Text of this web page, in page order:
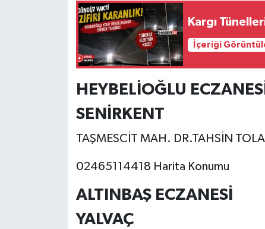
Kargı
İçeriği
HEYBELİOĞLU ECZANESİ
SENİRKENT
TAŞMESCİT MAH. DR.TAHSİN
02465114418 Harita Konumu
ALTINBAŞ ECZANESİ
YALVAÇ